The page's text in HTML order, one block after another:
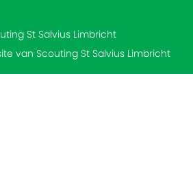
St Salvius Limbricht
van Scouting St Salvius Limbricht